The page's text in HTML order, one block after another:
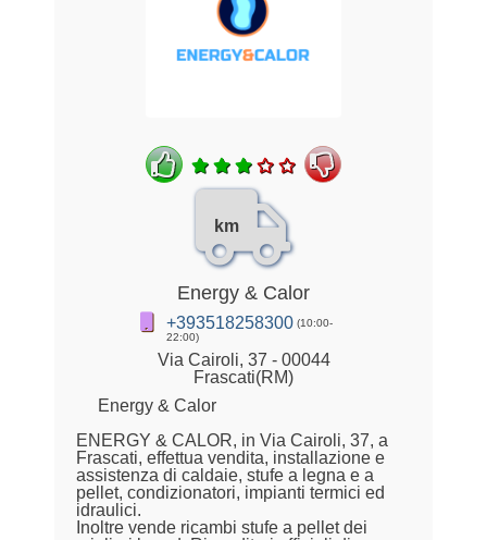
km
Energy & Calor
+393518258300 (10:00-
22:00)
Via Cairoli, 37 - 00044
Frascati(RM)
Energy & Calor
ENERGY & CALOR, in Via Cairoli, 37, a
Frascati, effettua vendita, installazione e
assistenza di caldaie, stufe a legna e a
pellet, condizionatori, impianti termici ed
idraulici.
Inoltre vende ricambi stufe a pellet dei